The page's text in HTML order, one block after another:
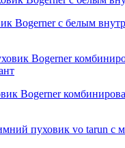
Bogerner с белым
Bogerner